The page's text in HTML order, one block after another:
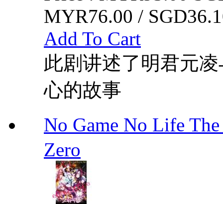
MYR76.00 /
Add To Cart
此剧讲述了明君元
心的故事
No Game No Life
Zero